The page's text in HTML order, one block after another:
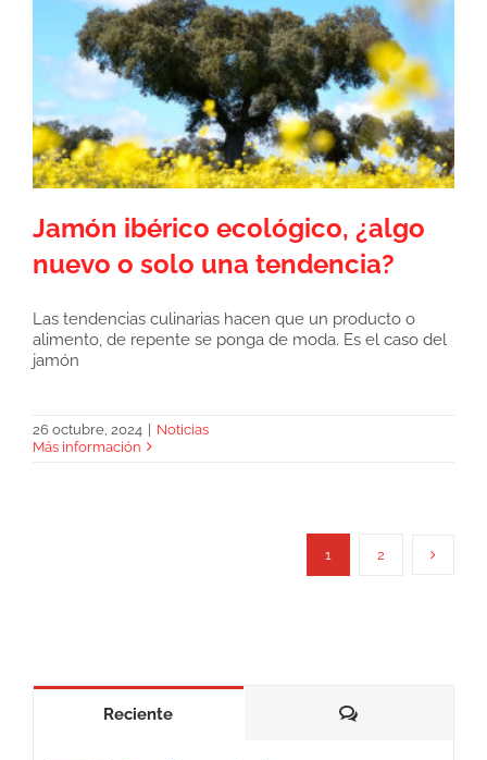
Jamón ibérico ecológico, ¿algo nuevo o solo
Jamón ibérico ecológico, ¿algo
nuevo o solo una tendencia?
Las tendencias culinarias hacen que un producto o
alimento, de repente se ponga de moda. Es el caso del
jamón
26 octubre, 2024
Noticias
Más información
1 2
Reciente Comentarios